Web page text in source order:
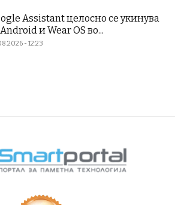
Assistant целосно се укинува
и Wear OS во...
- 12:23